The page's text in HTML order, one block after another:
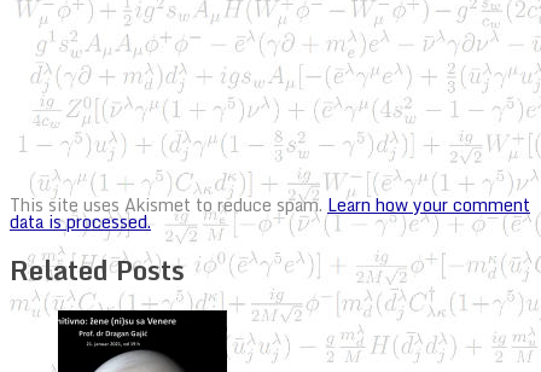
This site uses Akismet to reduce spam. Learn how your comment
data is processed.
Related Posts